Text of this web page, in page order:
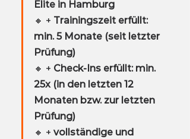
Elite in Hamburg
🔸 + Trainingszeit erfüllt:
min. 5 Monate (seit letzter
Prüfung)
🔸 + Check-Ins erfüllt: min.
25x (in den letzten 12
Monaten bzw. zur letzten
Prüfung)
🔸 + vollständige und